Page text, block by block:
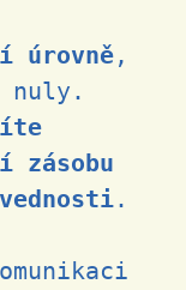
úrovně ,
nuly.
zásobu
.